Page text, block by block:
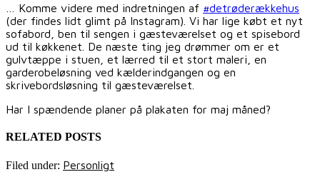
… Komme videre med indretningen af #detrøderækkehus
(der findes lidt glimt på Instagram). Vi har lige købt et nyt
sofabord, ben til sengen i gæsteværelset og et spisebord
ud til køkkenet. De næste ting jeg drømmer om er et
gulvtæppe i stuen, et lærred til et stort maleri, en
garderobeløsning ved kælderindgangen og en
skrivebordsløsning til gæsteværelset.
Har I spændende planer på plakaten for maj måned?
RELATED POSTS
Filed under: Personligt